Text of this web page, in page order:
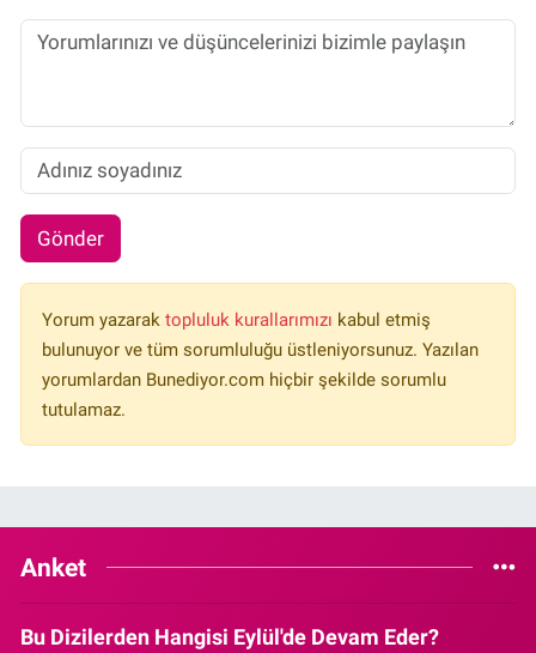
Gönder
Yorum yazarak topluluk kurallarımızı kabul etmiş
bulunuyor ve tüm sorumluluğu üstleniyorsunuz. Yazılan
yorumlardan Bunediyor.com hiçbir şekilde sorumlu
tutulamaz.
Anket
Bu Dizilerden Hangisi Eylül'de Devam Eder?